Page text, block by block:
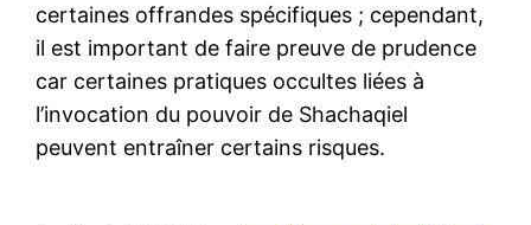
certaines offrandes spécifiques ; cependant,
il est important de faire preuve de prudence
car certaines pratiques occultes liées à
l’invocation du pouvoir de Shachaqiel
peuvent entraîner certains risques.